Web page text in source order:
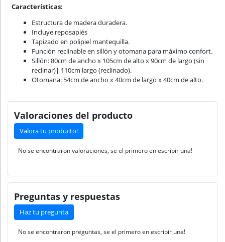
Características:
Estructura de madera duradera.
Incluye reposapiés
Tapizado en polipiel mantequilla.
Función reclinable en sillón y otomana para máximo confort.
Sillón: 80cm de ancho x 105cm de alto x 90cm de largo (sin
reclinar)| 110cm largo (reclinado).
Otomana: 54cm de ancho x 40cm de largo x 40cm de alto.
Valoraciones del producto
Valora tu producto!
No se encontraron valoraciones, se el primero en escribir una!
Preguntas y respuestas
Haz tu pregunta
No se encontraron preguntas, se el primero en escribir una!